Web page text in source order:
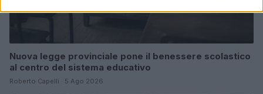
Nuova legge provinciale pone il benessere scolastico
al centro del sistema educativo
Roberto Capelli · 5 Ago 2026